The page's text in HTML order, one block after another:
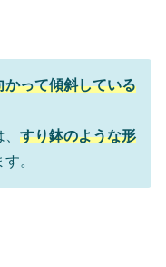
かって傾斜している
すり鉢のような形
。